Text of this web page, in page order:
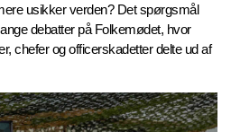
usikker verden? Det spørgsmål
debatter på Folkemødet, hvor
chefer og officerskadetter delte ud af